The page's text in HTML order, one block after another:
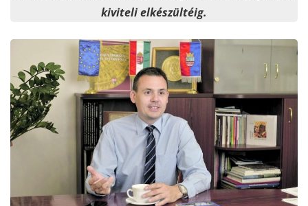
kiviteli elkészültéig.